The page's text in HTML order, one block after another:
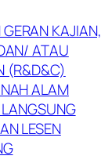
KAJIAN,
ATAU
(R&D&C)
ALAM
LESEN